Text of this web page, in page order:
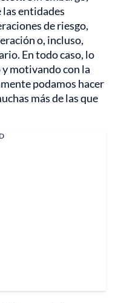
entidades
de riesgo,
o, incluso,
En todo caso, lo
motivando con la
podamos hacer
más de las que